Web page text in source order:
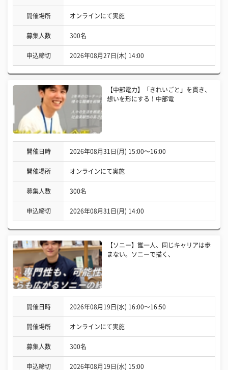
開催場所 オンラインにて実施
募集人数 300名
申込締切 2026年08月27日(木) 14:00
【中部電力】「きれいごと」を貫き、
想いを形にする！中部電
開催日時 2026年08月31日(月) 15:00〜16:00
開催場所 オンラインにて実施
募集人数 300名
申込締切 2026年08月31日(月) 14:00
【ソニー】誰一人、同じキャリアは歩
まない。ソニーで描く、
開催日時 2026年08月19日(水) 16:00〜16:50
開催場所 オンラインにて実施
募集人数 300名
申込締切 2026年08月19日(水) 15:00